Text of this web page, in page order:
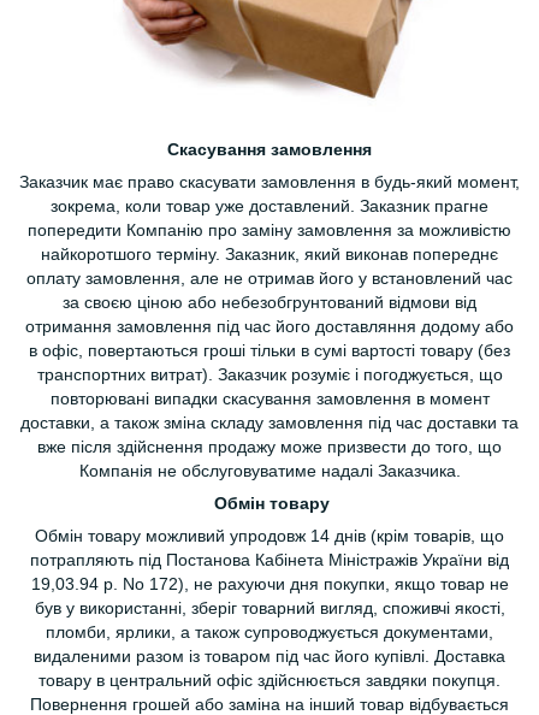
Скасування замовлення
Заказчик має право скасувати замовлення в будь-який момент,
зокрема, коли товар уже доставлений. Заказник прагне
попередити Компанію про заміну замовлення за можливістю
найкоротшого терміну. Заказник, який виконав попереднє
оплату замовлення, але не отримав його у встановлений час
за своєю ціною або небезобгрунтований відмови від
отримання замовлення під час його доставляння додому або
в офіс, повертаються гроші тільки в сумі вартості товару (без
транспортних витрат). Заказчик розуміє і погоджується, що
повторювані випадки скасування замовлення в момент
доставки, а також зміна складу замовлення під час доставки та
вже після здійснення продажу може призвести до того, що
Компанія не обслуговуватиме надалі Заказчика.
Обмін товару
Обмін товару можливий упродовж 14 днів (крім товарів, що
потрапляють під Постанова Кабінета Міністражів України від
19,03.94 р. No 172), не рахуючи дня покупки, якщо товар не
був у використанні, зберіг товарний вигляд, споживчі якості,
пломби, ярлики, а також супроводжується документами,
видаленими разом із товаром під час його купівлі. Доставка
товару в центральний офіс здійснюється завдяки покупця.
Повернення грошей або заміна на інший товар відбувається